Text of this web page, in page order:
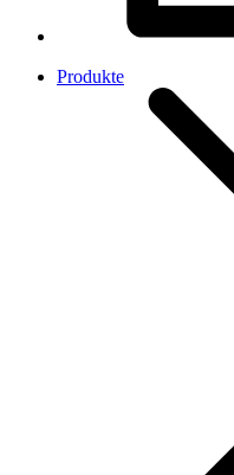
Produkte